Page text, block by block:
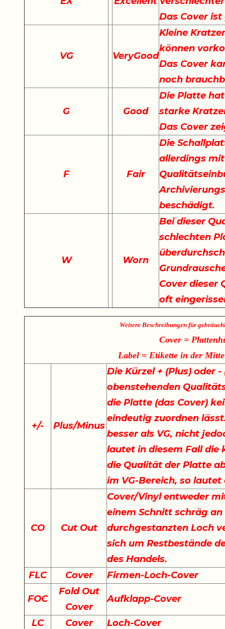
Das Cover
VG VeryGood
Kleine
können
Das Cover
noch
G Good
Die Platte
starke
Das Cover
F Fair
Die
allerdings
beschädigt.
W Worn
Bei dieser
schlechten
Cover dieser
oft
Weitere Beschreibungen für
Cover =
Label = Etikette in der
+/- Plus/Minus
Die Kürzel + (Plus) oder
obenstehenden
die Platte (das Cover)
eindeutig zuordnen
besser als VG, nicht
lautet in diesem Fall die
die Qualität der Platte
im VG-Bereich, so
CO Cut Out
Cover/Vinyl entweder
einem Schnitt schräg
durchgestanzten Loch
sich um Restbestände
des Handels.
FLC
Cover Firmen-Loch-Cover
FOC
Fold Out
Cover
Aufklapp-Cover
LC Cover
Loch-Cover